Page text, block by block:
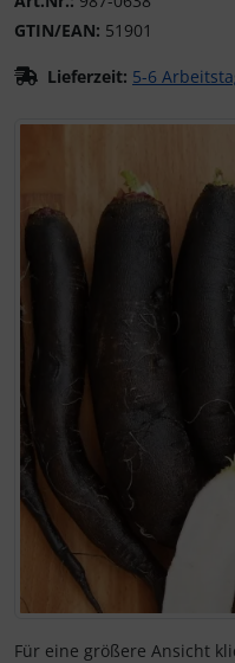
GTIN/EAN: 51901
Lieferzeit: 5-6
Wenn mehr als ein
Für eine größere Ansicht